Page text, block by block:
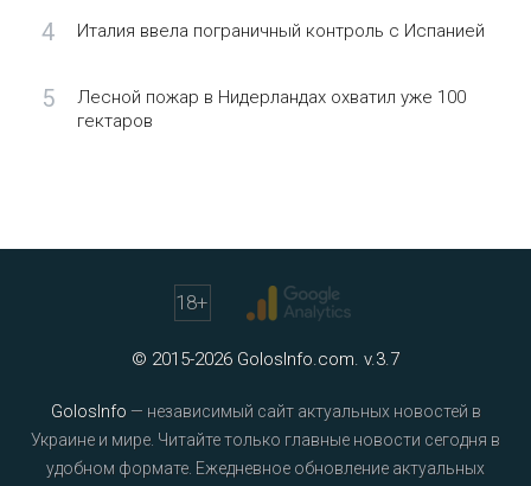
4 Италия ввела пограничный контроль с Испанией
5
Лесной пожар в Нидерландах охватил уже 100
гектаров
18+
© 2015-2026 GolosInfo.com. v.3.7
GolosInfo — независимый сайт актуальных новостей в
Украине и мире. Читайте только главные новости сегодня в
удобном формате. Ежедневное обновление актуальных